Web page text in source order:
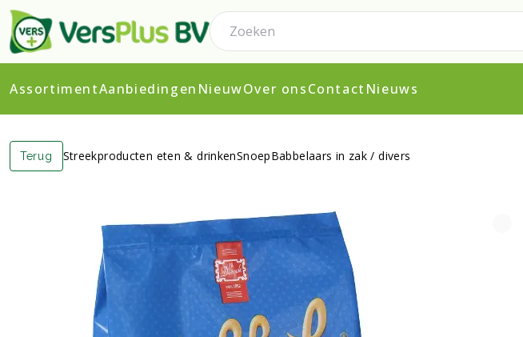
AssortimentAanbiedingen NieuwOver onsContact Nieuws
Terug Streekproducten eten & drinkenSnoepBabbelaars in zak / divers